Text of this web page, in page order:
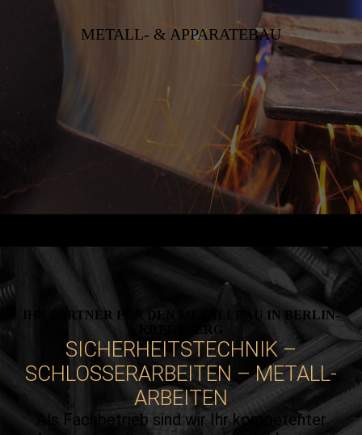
METALL- & APPARATEBAU
IHR PARTNER FÜR DEN METALLBAU IN BERLIN-
KREUZBERG
SICHER­HEITS­TECHNIK –
SCHLOSSER­ARBEITEN – METALL­
ARBEITEN
Als Fach­betrieb sind wir Ihr kompe­tenter